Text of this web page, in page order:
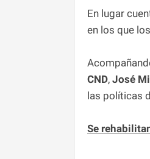
En lugar
en los que
CND,José
las políticas
Se